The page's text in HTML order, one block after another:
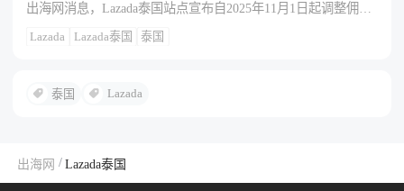
Hyness与国际品牌抗衡；露营用品销售额因徒步旅行热潮显著增
长；猫粮品牌销量较9.9大促激增4300%；POP MART在平台搜
度提升50%，新推出的SmartStack功能自动整合奖励与优惠券，
出海网消息，Lazada泰国站点宣布自2025年11月1日起调整佣金
费率及项目费用，所有履约模式的基础佣金将上调1.5%（税
前），以与市场水平保持一致并促进业务长期健康发展；同时
商家提升消费者体验并提供更有竞争力的价格；此外金币折扣
项目的最低参与门槛也下调1%（税前），以邀请更多商家参与
Lazada Lazada泰国 泰国
泰国 Lazada
出海网 / Lazada泰国